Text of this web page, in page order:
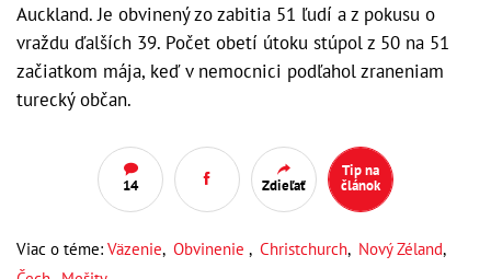
Auckland. Je obvinený zo zabitia 51 ľudí a z pokusu o
vraždu ďalších 39. Počet obetí útoku stúpol z 50 na 51
začiatkom mája, keď v nemocnici podľahol zraneniam
turecký občan.
14 Zdieľať
Tip na
článok
Viac o téme: Väzenie, Obvinenie , Christchurch, Nový Zéland,